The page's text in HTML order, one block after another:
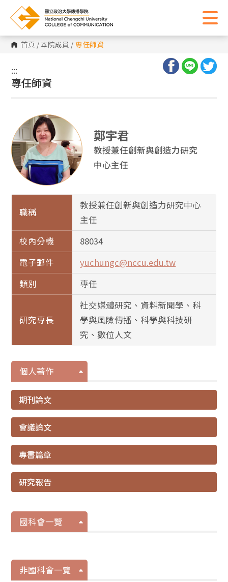
首頁 /本院成員 / 專任師資
:::
:::
專任師資
鄭宇君
教授兼任創新與創造力研究
中心主任
職稱
教授兼任創新與創造力研究中心
主任
校內分機
88034
電子郵件
yuchungc@nccu.edu.tw
類別
專任
研究專長
社交媒體研究、資料新聞學、科
學與風險傳播、科學與科技研
究、數位人文
個人著作
期刊論文
會議論文
專書篇章
研究報告
國科會一覽
非國科會一覽